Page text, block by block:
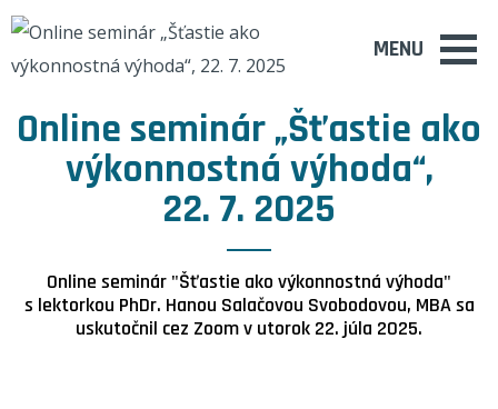
MENU
Online seminár „Šťastie ako
výkonnostná výhoda“,
22. 7. 2025
Online seminár "Šťastie ako výkonnostná výhoda"
s lektorkou PhDr. Hanou Salačovou Svobodovou, MBA sa
uskutočnil cez Zoom v utorok 22. júla 2025.